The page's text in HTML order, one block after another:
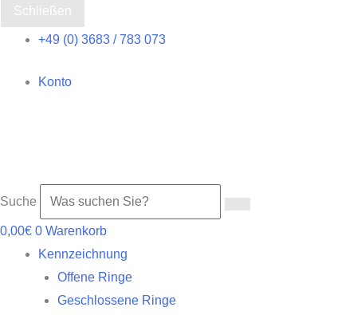
Schließen
springen
+49 (0) 3683 / 783 073
Konto
Suche
0,00€ 0 Warenkorb
Kennzeichnung
Offene Ringe
Geschlossene Ringe